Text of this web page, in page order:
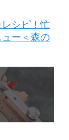
レシピ！忙
ー＜森の